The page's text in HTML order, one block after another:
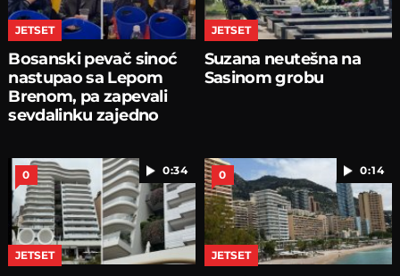
JETSET
Bosanski pevač sinoć
nastupao sa Lepom
Brenom, pa zapevali
sevdalinku zajedno
JETSET
Suzana neutešna na
Sasinom grobu
0:34
0
JETSET
0:14
0
JETSET